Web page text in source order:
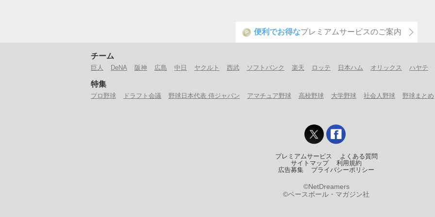
P 便利でお得なプレミアムサービスのご案内
チーム
巨人 DeNA 阪神 広島 中日 ヤクルト 西武 ソフトバンク 楽天 ロッテ 日本ハム オリックス ハヤテ
特集
プロ野球 ドラフト会議 野球日本代表 侍ジャパン アマチュア野球 高校野球 大学野球 社会人野球 野球まとめ
プレミアムサービス
よくある質問
サイトマップ
利用規約
広告募集
プライバシーポリシー
©NetDreamers
©ベースボール・マガジン社